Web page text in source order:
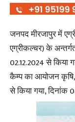
जनपद मीरजापुर में
एग्रीकल्चर) के
02.12.2024 से किया
कैम्प का आयोजन कृषि,
से किया गया, दिनांक